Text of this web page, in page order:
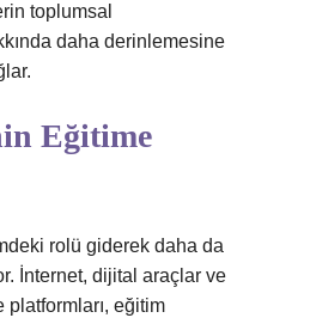
toplumsal
daha derinlemesine
Eğitime
rolü giderek daha da
İnternet, dijital araçlar ve
eğitim